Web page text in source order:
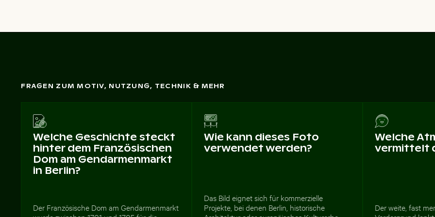
FRAGEN ZUM MOTIV, NUTZUNG, TECHNIK & MEHR
Welche Geschichte steckt
hinter dem Französischen
Dom am Gendarmenmarkt
in Berlin?
Der Französische Dom am Gendarmenmarkt
Wie kann dieses Foto
verwendet werden?
Das Bild eignet sich für kommerzielle
Projekte, bei denen Berlin, historische
Welche
vermittelt
Der weite, fast